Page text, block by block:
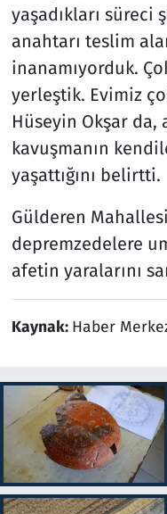
yaşadıkları süreci
anahtarı teslim
inanamıyorduk.
yerleştik. Evimiz
Hüseyin Okşar da,
kavuşmanın
yaşattığını belirtti.
Gülderen
depremzedelere
afetin yaralarını
Kaynak: Haber